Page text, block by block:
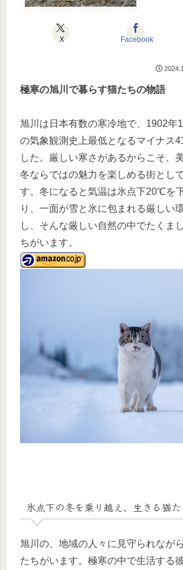
X Facebook
極寒の旭川で暮らす猫たちの物語
旭川は日本有数の寒冷地で、1902年
の気象観測史上最低となるマイナス
した。厳しい寒さがあるからこそ、
冬ならではの魅力を楽しめる街とし
す。冬になると気温は氷点下20℃を
り、一面が雪と氷に包まれる厳しい
し、そんな厳しい自然の中でたくま
ちがいます。
氷点下の冬を乗り越え、生きる猫た
旭川の、地域の人々に見守られなが
たちがいます。極寒の中で生活する